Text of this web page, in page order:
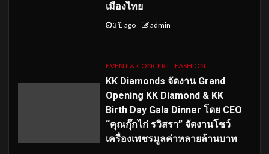
เมืองไทย
3 ปี ago admin
EVENT & CONCERT FASHION
KK Diamonds จัดงาน Grand
Opening KK Diamond & KK
Birth Day Gala Dinner โดย CEO
“คุณกุ๊กไก่ รวิสรา” จัดงานโชว์
เครื่องเพชรมูลค่าหลายล้านบาท